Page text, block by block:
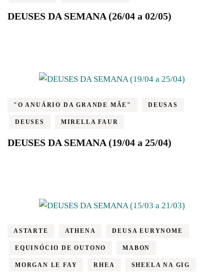
DEUSES DA SEMANA (26/04 a 02/05)
"O ANUÁRIO DA GRANDE MÃE" DEUSAS
DEUSES MIRELLA FAUR
DEUSES DA SEMANA (19/04 a 25/04)
ASTARTE ATHENA DEUSA EURYNOME
EQUINÓCIO DE OUTONO MABON
MORGAN LE FAY RHEA SHEELA NA GIG